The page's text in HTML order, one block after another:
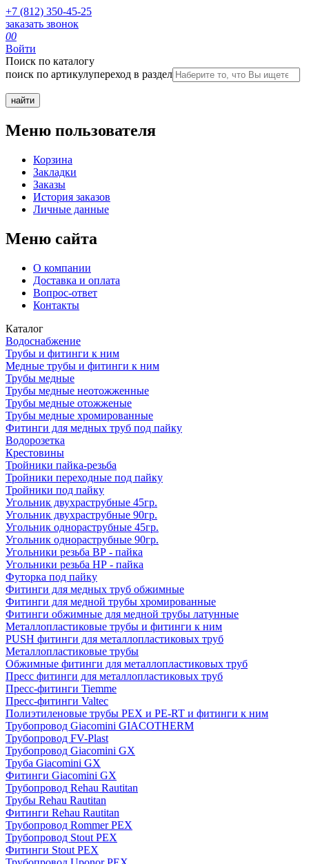
+7 (812) 350-45-25
заказать звонок
00
Войти
Поиск по каталогу
поиск по артикулупереход в раздел
Меню пользователя
Корзина
Закладки
Заказы
История заказов
Личные данные
Меню сайта
О компании
Доставка и оплата
Вопрос-ответ
Контакты
Каталог
Водоснабжение
Трубы и фитинги к ним
Медные трубы и фитинги к ним
Трубы медные
Трубы медные неотожженные
Трубы медные отожженые
Трубы медные хромированные
Фитинги для медных труб под пайку
Водорозетка
Крестовины
Тройники пайка-резьба
Тройники переходные под пайку
Тройники под пайку
Угольник двухраструбные 45гр.
Угольник двухраструбные 90гр.
Угольник однораструбные 45гр.
Угольник однораструбные 90гр.
Угольники резьба ВР - пайка
Угольники резьба НР - пайка
Футорка под пайку
Фитинги для медных труб обжимные
Фитинги для медной трубы хромированные
Фитинги обжимные для медной трубы латунные
Металлопластиковые трубы и фитинги к ним
PUSH фитинги для металлопластиковых труб
Металлопластиковые трубы
Обжимные фитинги для металлопластиковых труб
Пресс фитинги для металлопластиковых труб
Пресс-фитинги Tiemme
Пресс-фитинги Valtec
Полиэтиленовые трубы PEX и PE-RT и фитинги к ним
Трубопровод Giacomini GIACOTHERM
Трубопровод FV-Plast
Трубопровод Giacomini GX
Труба Giacomini GX
Фитинги Giacomini GX
Трубопровод Rehau Rautitan
Трубы Rehau Rautitan
Фитинги Rehau Rautitan
Трубопровод Rommer PEX
Трубопровод Stout PEX
Фитинги Stout PEX